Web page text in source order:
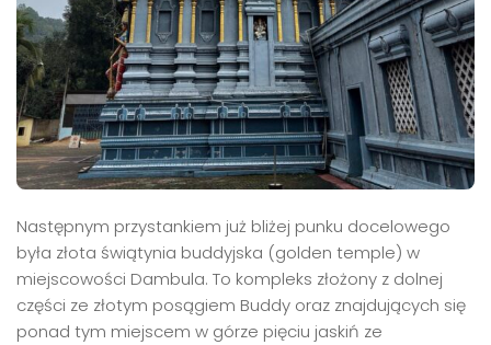
Następnym przystankiem już bliżej punku docelowego
była złota świątynia buddyjska (golden temple) w
miejscowości Dambula. To kompleks złożony z dolnej
części ze złotym posągiem Buddy oraz znajdujących się
ponad tym miejscem w górze pięciu jaskiń ze